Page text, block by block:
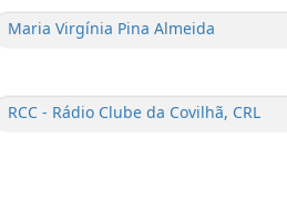
Maria Virgínia Pina Almeida
RCC - Rádio Clube da Covilhã, CRL